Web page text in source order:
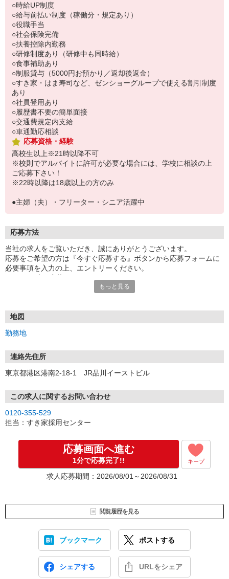
○時給UP制度
○給与前払い制度（稼働分・規定あり）
○役職手当
○社会保険完備
○扶養控除内勤務
○研修制度あり（研修中も同時給）
○食事補助あり
○制服貸与（5000円お預かり／返却後返金）
○すき家・はま寿司など、ゼンショーグループで使える割引制度
あり
○社員登用あり
○履歴書不要の簡単面接
○交通費規定内支給
○車通勤応相談
応募資格・経験
高校生以上※21時以降不可
※校則でアルバイトに許可が必要な場合には、学校に相談の上
ご応募下さい！
※22時以降は18歳以上の方のみ
●主婦（夫）・フリーター・シニア活躍中
応募方法
当社の求人をご覧いただき、誠にありがとうございます。
応募をご希望の方は『今すぐ応募する』ボタンから応募フォームに
必要事項を入力の上、エントリーください。
号」など
もっと見る
地図
勤務地
連絡先住所
東京都港区港南2-18-1 JR品川イーストビル
この求人に関するお問い合わせ
0120-355-529
担当：すき家採用センター
応募画面へ進む
1分で応募完了!! キープ
求人応募期間：2026/08/01～2026/08/31
閲覧履歴を見る
ブックマーク ポストする
シェアする URLをシェア